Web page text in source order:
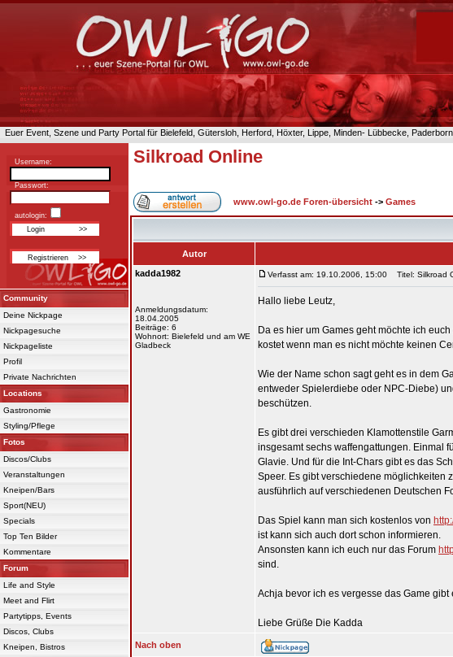
Euer Event, Szene und Party Portal für Bielefeld, Gütersloh, Herford, Höxter, Lippe, Minden- Lübbecke, Paderborn
Username:
Passwort:
autologin:
Community
Deine Nickpage
Nickpagesuche
Nickpageliste
Profil
Private Nachrichten
Locations
Gastronomie
Styling/Pflege
Fotos
Discos/Clubs
Veranstaltungen
Kneipen/Bars
Sport(NEU)
Specials
Top Ten Bilder
Kommentare
Forum
Life and Style
Meet and Flirt
Partytipps, Events
Discos, Clubs
Kneipen, Bistros
Silkroad Online
www.owl-go.de Foren-übersicht -> Games
Autor
kadda1982
Anmeldungsdatum:
18.04.2005
Beiträge: 6
Wohnort: Bielefeld und am WE
Gladbeck
Verfasst am: 19.10.2006, 15:00 Titel: Silkroad
Hallo liebe Leutz,
Da es hier um Games geht möchte ich
kostet wenn man es nicht möchte keinen
Wie der Name schon sagt geht es in dem
entweder Spielerdiebe oder NPC-Diebe)
beschützen.
Es gibt drei verschieden Klamottenstile
insgesamt sechs waffengattungen. Einmal
Glavie. Und für die Int-Chars gibt es das
Speer. Es gibt verschiedene möglichkeiten
ausführlich auf verschiedenen Deutschen
Das Spiel kann man sich kostenlos von
ist kann sich auch dort schon informieren.
Ansonsten kann ich euch nur das Forum
sind.
Achja bevor ich es vergesse das Game
Liebe Grüße Die Kadda
Nach oben